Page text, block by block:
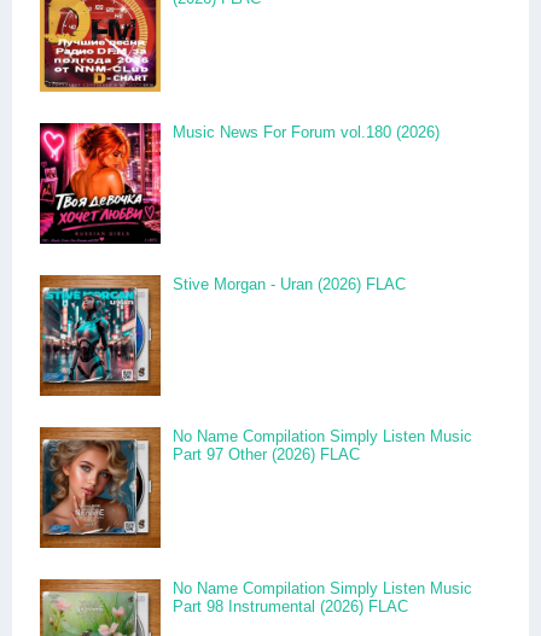
Music News For Forum vol.180 (2026)
Stive Morgan - Uran (2026) FLAC
No Name Compilation Simply Listen Music
Part 97 Other (2026) FLAC
No Name Compilation Simply Listen Music
Part 98 Instrumental (2026) FLAC